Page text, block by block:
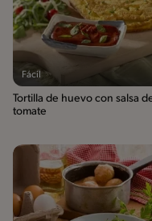
Fácil
Tortilla de huevo con salsa
tomate